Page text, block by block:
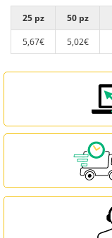
25 pz 50 pz
5,67€
5,02€